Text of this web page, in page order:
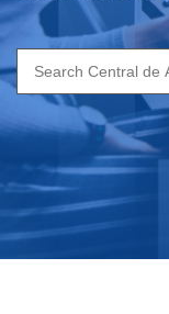
Search
for: